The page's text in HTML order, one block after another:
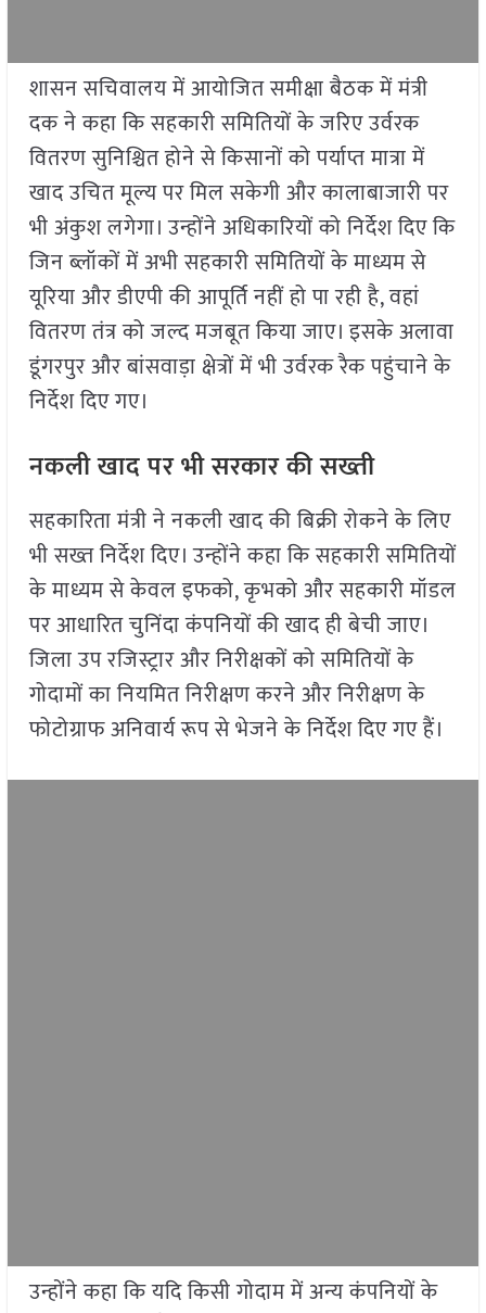
शासन सचिवालय में आयोजित समीक्षा बैठक में मंत्री
दक ने कहा कि सहकारी समितियों के जरिए उर्वरक
वितरण सुनिश्चित होने से किसानों को पर्याप्त मात्रा में
खाद उचित मूल्य पर मिल सकेगी और कालाबाजारी पर
भी अंकुश लगेगा। उन्होंने अधिकारियों को निर्देश दिए कि
जिन ब्लॉकों में अभी सहकारी समितियों के माध्यम से
यूरिया और डीएपी की आपूर्ति नहीं हो पा रही है, वहां
वितरण तंत्र को जल्द मजबूत किया जाए। इसके अलावा
डूंगरपुर और बांसवाड़ा क्षेत्रों में भी उर्वरक रैक पहुंचाने के
निर्देश दिए गए।
नकली खाद पर भी सरकार की सख्ती
सहकारिता मंत्री ने नकली खाद की बिक्री रोकने के लिए
भी सख्त निर्देश दिए। उन्होंने कहा कि सहकारी समितियों
के माध्यम से केवल इफको, कृभको और सहकारी मॉडल
पर आधारित चुनिंदा कंपनियों की खाद ही बेची जाए।
जिला उप रजिस्ट्रार और निरीक्षकों को समितियों के
गोदामों का नियमित निरीक्षण करने और निरीक्षण के
फोटोग्राफ अनिवार्य रूप से भेजने के निर्देश दिए गए हैं।
उन्होंने कहा कि यदि किसी गोदाम में अन्य कंपनियों के